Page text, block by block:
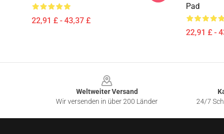
22,91 £ - 43,37 £
Pad
22,91 £ -
Weltweiter Versand
Wir versenden in über 200 Länder
24/7